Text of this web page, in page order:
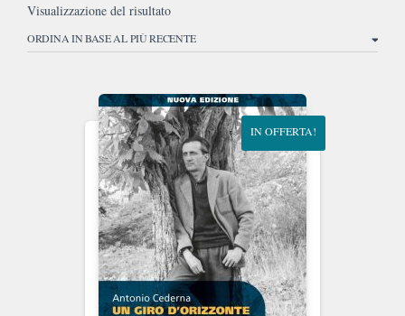
Visualizzazione del risultato
IN OFFERTA!